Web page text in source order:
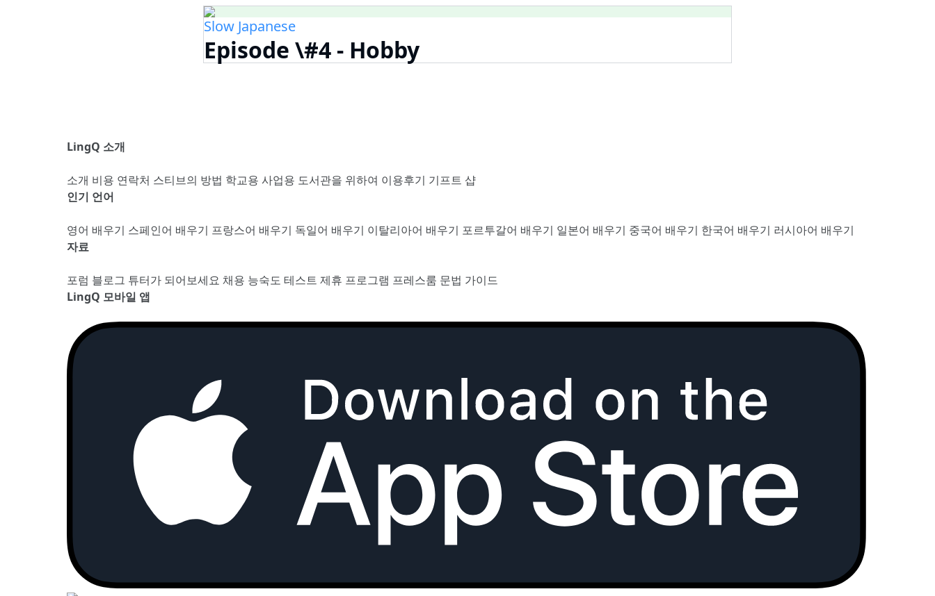
Slow Japanese
Episode \#4 - Hobby
LingQ 소개
소개 비용 연락처 스티브의 방법 학교용 사업용 도서관을 위하여 이용후기 기프트 샵
인기 언어
영어 배우기 스페인어 배우기 프랑스어 배우기 독일어 배우기 이탈리아어 배우기 포르투갈어 배우기 일본어 배우기 중국어 배우기 한국어 배우기 러시아어 배우기
자료
포럼 블로그 튜터가 되어보세요 채용 능숙도 테스트 제휴 프로그램 프레스룸 문법 가이드
LingQ 모바일 앱